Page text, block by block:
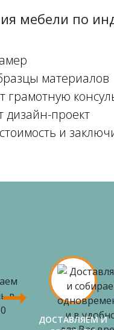
мебели по
материалов
грамотную
дизайн-проект
и
ДОСТАВЛЯЕМ И